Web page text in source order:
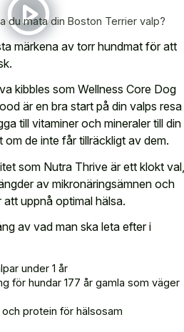
du mata din Boston Terrier valp?
märkena av torr hundmat för att
kibbles som Wellness Core Dog
är en bra start på din valps resa
till vitaminer och mineraler till din
de inte får tillräckligt av dem.
som Nutra Thrive är ett klokt val,
av mikronäringsämnen och
uppnå optimal hälsa.
av vad man ska leta efter i
under 1 år
för hundar 177 år gamla som väger
protein för hälsosam